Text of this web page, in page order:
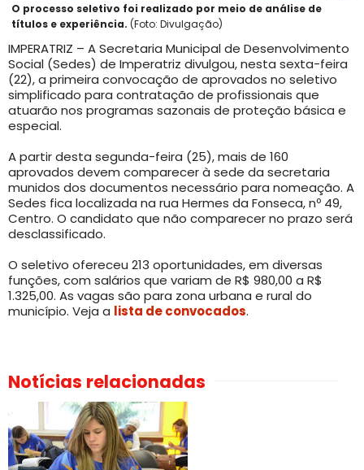
O processo seletivo foi realizado por meio de análise de
títulos e experiência. (Foto: Divulgação)
IMPERATRIZ – A Secretaria Municipal de Desenvolvimento
Social (Sedes) de Imperatriz divulgou, nesta sexta-feira
(22), a primeira convocação de aprovados no seletivo
simplificado para contratação de profissionais que
atuarão nos programas sazonais de proteção básica e
especial.
A partir desta segunda-feira (25), mais de 160
aprovados devem comparecer à sede da secretaria
munidos dos documentos necessário para nomeação. A
Sedes fica localizada na rua Hermes da Fonseca, nº 49,
Centro. O candidato que não comparecer no prazo será
desclassificado.
O seletivo ofereceu 213 oportunidades, em diversas
funções, com salários que variam de R$ 980,00 a R$
1.325,00. As vagas são para zona urbana e rural do
município. Veja a lista de convocados.
Notícias relacionadas